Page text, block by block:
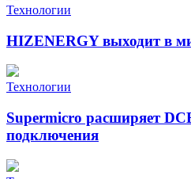
Технологии
HIZENERGY выходит в
Технологии
Supermicro расширяет
подключения